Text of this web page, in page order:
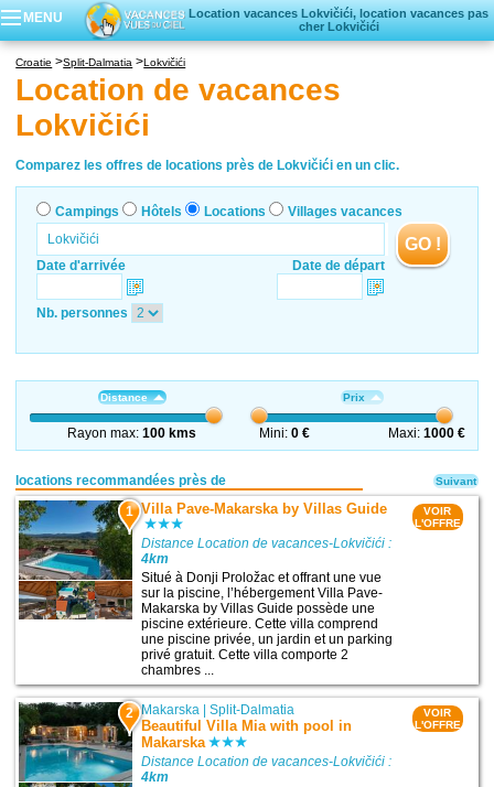
MENU
Location vacances Lokvičići, location vacances pas
cher Lokvičići
Locations vacances
Croatie Split-Dalmatia Lokvičići
Location de vacances
Lokvičići
Comparez les offres de locations près de Lokvičići en un clic.
Campings Hôtels Locations Villages vacances
Date d'arrivée Date de départ
GO !
Nb. personnes
Distance
Rayon max:100 kms
Prix
Mini:0 € Maxi: 1000 €
locations recommandées près de
1 Villa Pave-Makarska by Villas Guide
Distance Location de vacances-Lokvičići :
4km
Situé à Donji Proložac et offrant une vue
sur la piscine, l’hébergement Villa Pave-
Makarska by Villas Guide possède une
piscine extérieure. Cette villa comprend
une piscine privée, un jardin et un parking
privé gratuit. Cette villa comporte 2
chambres ...
VOIR
L'OFFRE
2 Makarska |Split-Dalmatia
Beautiful Villa Mia with pool in
Makarska
Distance Location de vacances-Lokvičići :
4km
VOIR
L'OFFRE
Suivant